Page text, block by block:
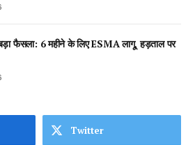
फैसला: 6 महीने के लिए ESMA लागू, हड़ताल पर
Twitter